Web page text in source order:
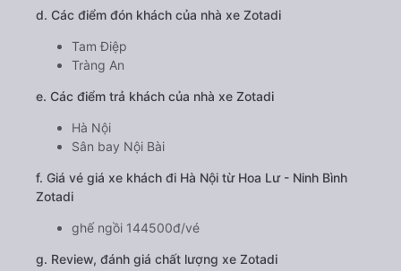
d. Các điểm đón khách của nhà xe Zotadi
Tam Điệp
Tràng An
e. Các điểm trả khách của nhà xe Zotadi
Hà Nội
Sân bay Nội Bài
f. Giá vé giá xe khách đi Hà Nội từ Hoa Lư - Ninh Bình
Zotadi
ghế ngồi 144500đ/vé
g. Review, đánh giá chất lượng xe Zotadi